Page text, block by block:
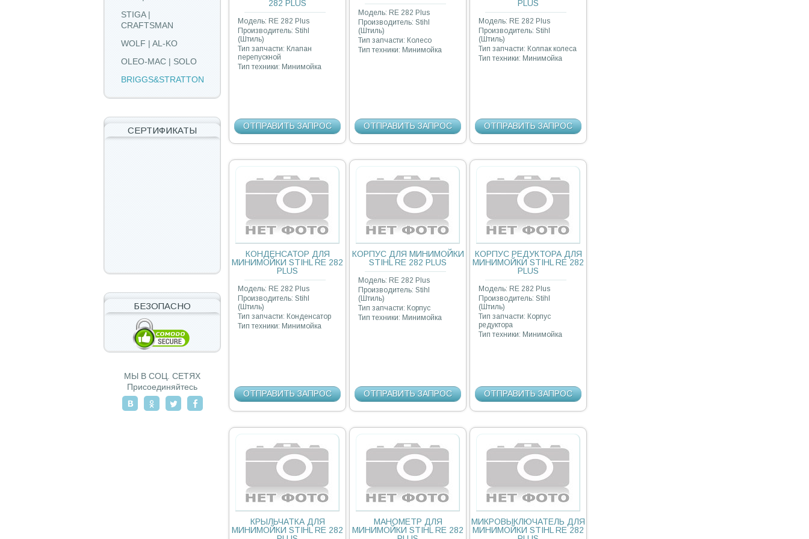
282 PLUS
Модель: RE 282 Plus
Производитель: Stihl
(Штиль)
Тип запчасти: Клапан
перепускной
Тип техники: Минимойка
ОТПРАВИТЬ ЗАПРОС
Модель: RE 282 Plus
Производитель: Stihl
(Штиль)
Тип запчасти: Колесо
Тип техники: Минимойка
ОТПРАВИТЬ ЗАПРОС
PLUS
Модель: RE 282 Plus
Производитель: Stihl
(Штиль)
Тип запчасти: Колпак колеса
Тип техники: Минимойка
ОТПРАВИТЬ ЗАПРОС
КОНДЕНСАТОР ДЛЯ
МИНИМОЙКИ STIHL RE 282
PLUS
Модель: RE 282 Plus
Производитель: Stihl
(Штиль)
Тип запчасти: Конденсатор
Тип техники: Минимойка
ОТПРАВИТЬ ЗАПРОС
КОРПУС ДЛЯ МИНИМОЙКИ
STIHL RE 282 PLUS
Модель: RE 282 Plus
Производитель: Stihl
(Штиль)
Тип запчасти: Корпус
Тип техники: Минимойка
ОТПРАВИТЬ ЗАПРОС
КОРПУС РЕДУКТОРА ДЛЯ
МИНИМОЙКИ STIHL RE 282
PLUS
Модель: RE 282 Plus
Производитель: Stihl
(Штиль)
Тип запчасти: Корпус
редуктора
Тип техники: Минимойка
ОТПРАВИТЬ ЗАПРОС
КРЫЛЬЧАТКА ДЛЯ
МИНИМОЙКИ STIHL RE 282
МАНОМЕТР ДЛЯ
МИНИМОЙКИ STIHL RE 282
МИКРОВЫКЛЮЧАТЕЛЬ ДЛЯ
МИНИМОЙКИ STIHL RE 282
STIGA |
CRAFTSMAN
WOLF | AL-KO
OLEO-MAC | SOLO
BRIGGS&STRATTON
СЕРТИФИКАТЫ
БЕЗОПАСНО
МЫ В СОЦ. СЕТЯХ
Присоединяйтесь